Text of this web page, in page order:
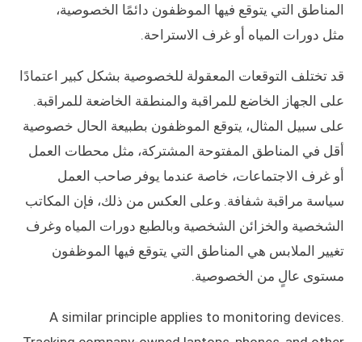
المناطق التي يتوقع فيها الموظفون دائمًا الخصوصية،
مثل دورات المياه أو غرف الاستراحة.
قد تختلف التوقعات المعقولة للخصوصية بشكل كبير اعتمادًا
على الجهاز الخاضع للمراقبة والمنطقة الخاضعة للمراقبة.
على سبيل المثال، يتوقع الموظفون بطبيعة الحال خصوصية
أقل في المناطق المفتوحة المشتركة، مثل محطات العمل
أو غرف الاجتماعات، خاصة عندما يوفر صاحب العمل
سياسة مراقبة شفافة. وعلى العكس من ذلك، فإن المكاتب
الشخصية والخزائن الشخصية وبالطبع دورات المياه وغرف
تغيير الملابس هي المناطق التي يتوقع فيها الموظفون
مستوى عالٍ من الخصوصية.
A similar principle applies to monitoring devices.